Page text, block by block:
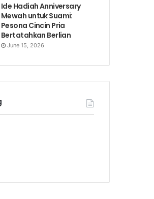
Ide Hadiah Anniversary
Mewah untuk Suami:
Pesona Cincin Pria
Bertatahkan Berlian
June 15, 2026